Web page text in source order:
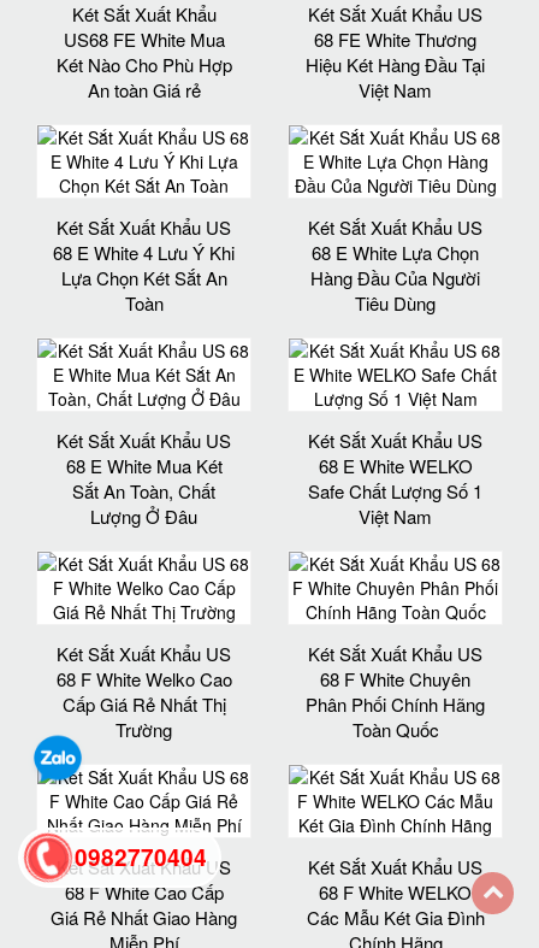
Két Sắt Xuất Khẩu
US68 FE White Mua
Két Nào Cho Phù Hợp
An toàn Giá rẻ
Két Sắt Xuất Khẩu US
68 FE White Thương
Hiệu Két Hàng Đầu Tại
Việt Nam
Két Sắt Xuất Khẩu US
68 E White 4 Lưu Ý Khi
Lựa Chọn Két Sắt An
Toàn
Két Sắt Xuất Khẩu US
68 E White Lựa Chọn
Hàng Đầu Của Người
Tiêu Dùng
Két Sắt Xuất Khẩu US
68 E White Mua Két
Sắt An Toàn, Chất
Lượng Ở Đâu
Két Sắt Xuất Khẩu US
68 E White WELKO
Safe Chất Lượng Số 1
Việt Nam
Két Sắt Xuất Khẩu US
68 F White Welko Cao
Cấp Giá Rẻ Nhất Thị
Trường
Két Sắt Xuất Khẩu US
68 F White Chuyên
Phân Phối Chính Hãng
Toàn Quốc
Két Sắt Xuất Khẩu US
68 F White Cao Cấp
Giá Rẻ Nhất Giao Hàng
Miễn Phí
Két Sắt Xuất Khẩu US
68 F White WELKO
Các Mẫu Két Gia Đình
Chính Hãng
0982770404
back